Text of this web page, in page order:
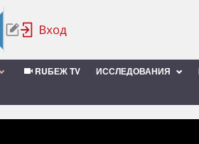
RUБЕЖ TV ИССЛЕДОВАНИЯ